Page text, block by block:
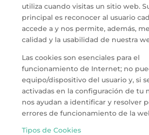
utiliza cuando visitas un sitio web.
principal es reconocer al usuario
accede a y nos permite, además,
calidad y la usabilidad de nuestra
Las cookies son esenciales para el
funcionamiento de Internet; no
equipo/dispositivo del usuario y, si
activadas en la configuración de tu
nos ayudan a identificar y resolver
errores de funcionamiento de la
Tipos de Cookies